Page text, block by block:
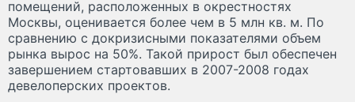
помещений, расположенных в окрестностях
Москвы, оценивается более чем в 5 млн кв. м. По
сравнению с докризисными показателями объем
рынка вырос на 50%. Такой прирост был обеспечен
завершением стартовавших в 2007-2008 годах
девелоперских проектов.